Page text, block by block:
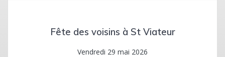
Fête des voisins à St Viateur
Vendredi 29 mai 2026